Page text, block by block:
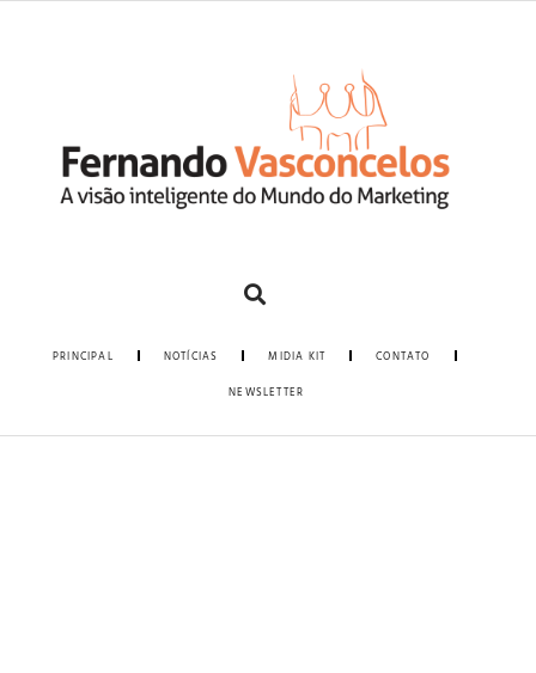
PRINCIPAL NOTÍCIAS MIDIA KIT CONTATO
NEWSLETTER